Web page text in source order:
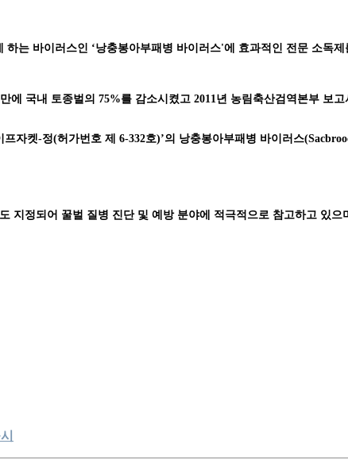
는 바이러스인 ‘낭충봉아부패병 바이러스'에 효과적인 전문 소독
에 국내 토종벌의 75%를 감소시켰고 2011년 농림축산검역본부 보
자켓-정(허가번호 제 6-332호)’의 낭충봉아부패병 바이러스
지정되어 꿀벌 질병 진단 및 예방 분야에 적극적으로 참고하고 있